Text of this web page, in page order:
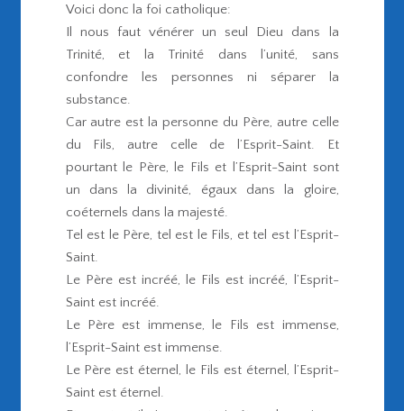
Voici donc la foi catholique:
Il nous faut vénérer un seul Dieu dans la
Trinité, et la Trinité dans l’unité, sans
confondre les personnes ni séparer la
substance.
Car autre est la personne du Père, autre celle
du Fils, autre celle de l’Esprit-Saint. Et
pourtant le Père, le Fils et l’Esprit-Saint sont
un dans la divinité, égaux dans la gloire,
coéternels dans la majesté.
Tel est le Père, tel est le Fils, et tel est l’Esprit-
Saint.
Le Père est incréé, le Fils est incréé, l’Esprit-
Saint est incréé.
Le Père est immense, le Fils est immense,
l’Esprit-Saint est immense.
Le Père est éternel, le Fils est éternel, l’Esprit-
Saint est éternel.